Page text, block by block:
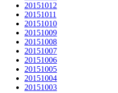
20151012
20151011
20151010
20151009
20151008
20151007
20151006
20151005
20151004
20151003